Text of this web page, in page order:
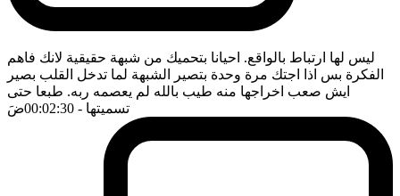
ليس لها ارتباط بالواقع. احيانا بتحميك من شبهة حقيقية لانك فاهم
الفكرة بس اذا اجتك مرة وحدة بتصير الشبهة لما تدخل القلب بصير
ايش صعب اخراجها منه طيب بالله لم يعصمه ربه. طبعا حتى
تسميتها - 00:02:30 ضَ